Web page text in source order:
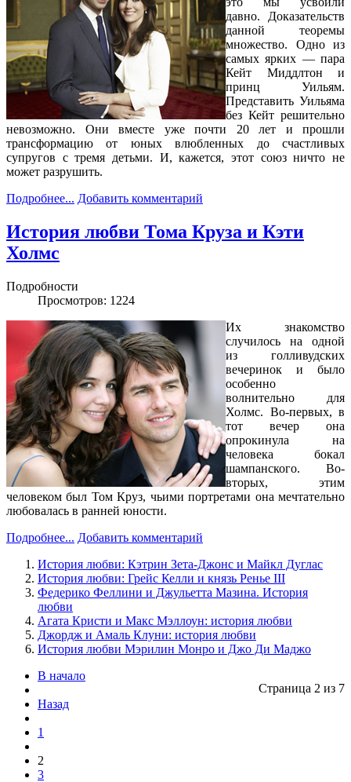
давно. Доказательств
данной теоремы
множество. Одно из
самых ярких — пара
Кейт Миддлтон и
принц Уильям.
Представить Уильяма
без Кейт решительно
невозможно. Они вместе уже почти 20 лет и прошли
трансформацию от юных влюбленных до счастливых
супругов с тремя детьми. И, кажется, этот союз ничто не
может разрушить.
Подробнее... Добавить комментарий
История любви Тома Круза и Кэти
Холмс
Подробности
Просмотров: 1224
Их знакомство
случилось на одной
из голливудских
вечеринок и было
особенно
волнительно для
Холмс. Во-первых, в
тот вечер она
опрокинула на
человека бокал
шампанского. Во-
вторых, этим
человеком был Том Круз, чьими портретами она мечтательно
любовалась в ранней юности.
Подробнее... Добавить комментарий
История любви: Кэтрин Зета-Джонс и Майкл Дуглас
История любви: Грейс Келли и князь Ренье III
Федерико Феллини и Джульетта Мазина. История
любви
Агата Кристи и Макс Мэллоун: история любви
Джордж и Амаль Клуни: история любви
История любви Мэрилин Монро и Джо Ди Маджо
Страница 2 из 7
В начало
Назад
1
2
3